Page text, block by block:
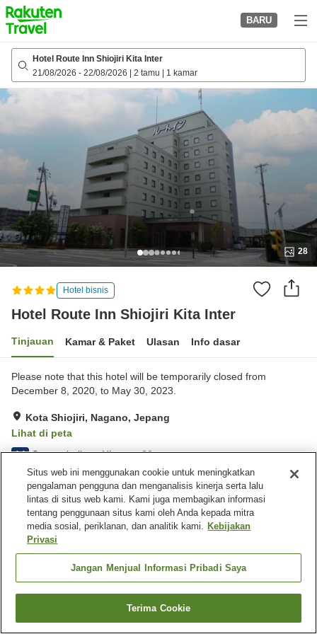
to
top
page
BARU
Hotel Route Inn Shiojiri Kita Inter
21/08/2026 - 22/08/2026 2 tamu 1 kamar
28
Hotel bisnis
Hotel Route Inn Shiojiri Kita Inter
Tinjauan Kamar & Paket Ulasan Info dasar
Please note that this hotel will be temporarily closed from
December 8, 2020, to May 30, 2023.
Kota Shiojiri, Nagano, Jepang
Lihat di peta
4.1 Sangat baik Ulasan:86
Fasilitas properti
Tempat parkir
Spa / Salon kecantikan
Restoran
Mesin penjual otomatis
Jepang Nagano
Kota Shiojiri
Hotel Route Inn Shiojiri Kita Inter
Cari kamar
Situs web ini menggunakan cookie untuk meningkatkan
pengalaman pengguna dan menganalisis kinerja serta lalu
lintas di situs web kami. Kami juga membagikan informasi
tentang penggunaan situs kami oleh Anda kepada mitra
media sosial, periklanan, dan analitik kami. Kebijakan
Privasi
Jangan Menjual Informasi Pribadi Saya
Terima Cookie